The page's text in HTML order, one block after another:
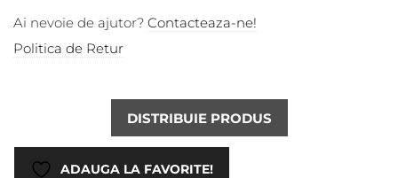
Ai nevoie de ajutor? Contacteaza-ne!
Politica de Retur
DISTRIBUIE PRODUS
ADAUGA LA FAVORITE!